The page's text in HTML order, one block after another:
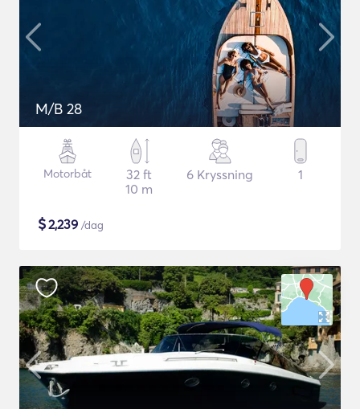
M/B 28
Motorbåt
32 ft
10 m
6 Kryssning 1
$2,239 /dag